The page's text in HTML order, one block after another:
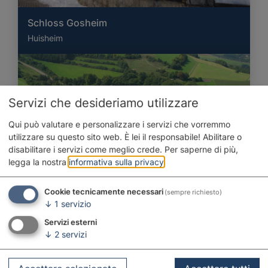
Schloss Gosheim
Huisheim
Schloss Harburg
Harburg (Schwaben)
Servizi che desideriamo utilizzare
Qui può valutare e personalizzare i servizi che vorremmo
utilizzare su questo sito web. È lei il responsabile! Abilitare o
disabilitare i servizi come meglio crede. Per saperne di più,
legga la nostra informativa sulla privacy
Cookie tecnicamente necessari (sempre richiesto)
↓ 1 servizio
Servizi esterni
↓ 2 servizi